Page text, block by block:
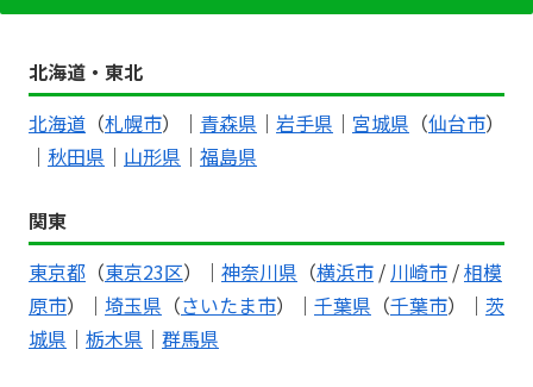
北海道・東北
北海道 （札幌市）｜ 青森県 ｜ 岩手県 ｜ 宮城県 （仙台市）
｜ 秋田県 ｜ 山形県 ｜ 福島県
関東
東京都 （東京23区）｜ 神奈川県 （横浜市 / 川崎市 /相模
原市）｜ 埼玉県 （さいたま市）｜ 千葉県 （千葉市）｜ 茨
城県 ｜ 栃木県 ｜ 群馬県